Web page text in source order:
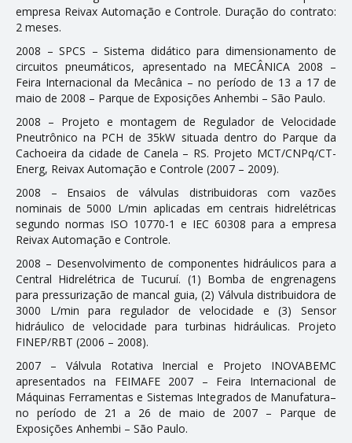
empresa Reivax Automação e Controle. Duração do contrato:
2 meses.
2008 – SPCS – Sistema didático para dimensionamento de
circuitos pneumáticos, apresentado na MECÂNICA 2008 –
Feira Internacional da Mecânica – no período de 13 a 17 de
maio de 2008 – Parque de Exposições Anhembi – São Paulo.
2008 – Projeto e montagem de Regulador de Velocidade
Pneutrônico na PCH de 35kW situada dentro do Parque da
Cachoeira da cidade de Canela – RS. Projeto MCT/CNPq/CT-
Energ, Reivax Automação e Controle (2007 – 2009).
2008 – Ensaios de válvulas distribuidoras com vazões
nominais de 5000 L/min aplicadas em centrais hidrelétricas
segundo normas ISO 10770-1 e IEC 60308 para a empresa
Reivax Automação e Controle.
2008 – Desenvolvimento de componentes hidráulicos para a
Central Hidrelétrica de Tucuruí. (1) Bomba de engrenagens
para pressurização de mancal guia, (2) Válvula distribuidora de
3000 L/min para regulador de velocidade e (3) Sensor
hidráulico de velocidade para turbinas hidráulicas. Projeto
FINEP/RBT (2006 – 2008).
2007 – Válvula Rotativa Inercial e Projeto INOVABEMC
apresentados na FEIMAFE 2007 – Feira Internacional de
Máquinas Ferramentas e Sistemas Integrados de Manufatura–
no período de 21 a 26 de maio de 2007 – Parque de
Exposições Anhembi – São Paulo.